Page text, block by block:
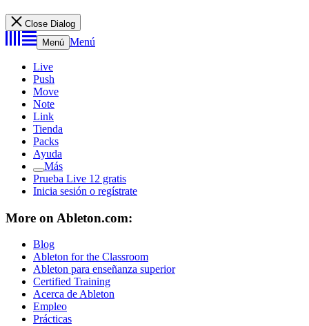
Close Dialog
Menú Menú
Live
Push
Move
Note
Link
Tienda
Packs
Ayuda
Más
Prueba Live 12 gratis
Inicia sesión o regístrate
More on Ableton.com:
Blog
Ableton for the Classroom
Ableton para enseñanza superior
Certified Training
Acerca de Ableton
Empleo
Prácticas